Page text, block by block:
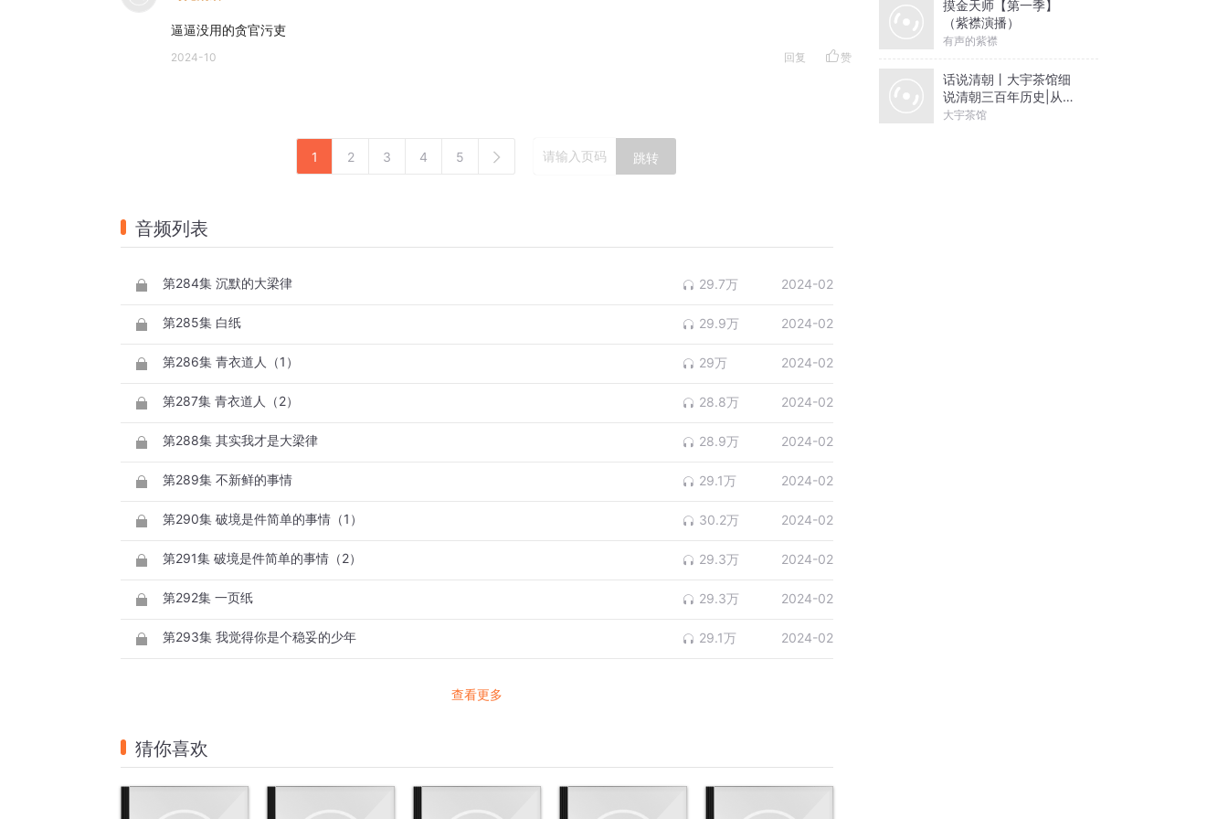
逼逼没用的贪官污吏
2024-10 回复 赞
1 2 3 4 5 跳转
音频列表
第284集 沉默的大梁律 29.7万 2024-02
第285集 白纸 29.9万 2024-02
第286集 青衣道人（1） 29万 2024-02
第287集 青衣道人（2） 28.8万 2024-02
第288集 其实我才是大梁律 28.9万 2024-02
第289集 不新鲜的事情 29.1万 2024-02
第290集 破境是件简单的事情（1） 30.2万 2024-02
第291集 破境是件简单的事情（2） 29.3万 2024-02
第292集 一页纸 29.3万 2024-02
第293集 我觉得你是个稳妥的少年 29.1万 2024-02
查看更多
猜你喜欢
摸金天师【第一季】
（紫襟演播）
有声的紫襟
话说清朝丨大宇茶馆细
说清朝三百年历史|从努
尔哈赤到末代皇帝溥仪|
大宇茶馆